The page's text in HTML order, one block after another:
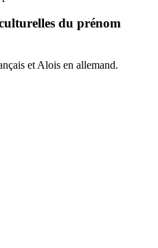
du prénom
et Alois en allemand.